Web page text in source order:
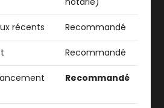
récents Recommandé
Recommandé
Recommandé